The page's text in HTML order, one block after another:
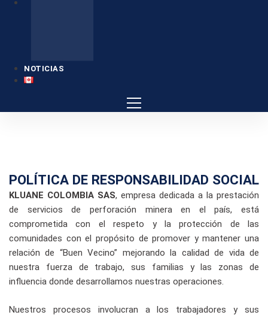
NOTICIAS
POLÍTICA DE RESPONSABILIDAD SOCIAL
KLUANE COLOMBIA SAS, empresa dedicada a la prestación
de servicios de perforación minera en el país, está
comprometida con el respeto y la protección de las
comunidades con el propósito de promover y mantener una
relación de “Buen Vecino” mejorando la calidad de vida de
nuestra fuerza de trabajo, sus familias y las zonas de
influencia donde desarrollamos nuestras operaciones.
Nuestros procesos involucran a los trabajadores y sus